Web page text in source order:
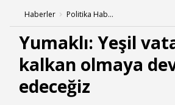
Haberler Politika Haberleri
Yumaklı: Yeşil
kalkan olmaya
edeceğiz